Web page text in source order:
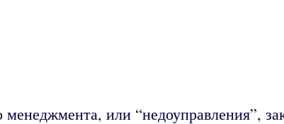
или “недоуправления”,